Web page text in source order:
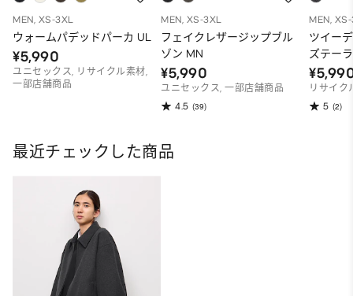
MEN, XS-3XL
ウォームパデッドパーカ UL
¥5,990
ユニセックス, リサイクル素材,
一部店舗商品
MEN, XS-3XL
フェイクレザージップブル
ゾン MN
¥5,990
ユニセックス, 一部店舗商品
4.5 (39)
MEN,
ツイー
ズテー
リサイク
5 (2)
最近チェックした商品